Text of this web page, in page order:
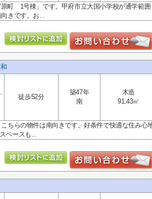
町 1号棟」です。甲府市立大国小学校が通学範囲
きです。お...
徒歩52分
築47年
南
木造
91.43㎡
ちらの物件は南向きです。好条件で快適な住み心
ペースも...